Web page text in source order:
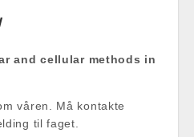
and cellular methods in
våren. Må kontakte
til faget.